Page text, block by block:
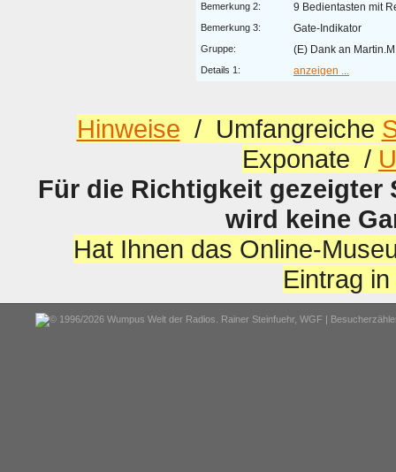
Bemerkung 2: 9 Bedientasten mit
Bemerkung 3: Gate-Indikator
Gruppe: (E) Dank an
Details 1: anzeigen ...
Hinweise / Umfangreiche
Exponate /
Für die Richtigkeit
wird keine
Hat Ihnen das Online-
Eintrag
© 1996/2026 Wumpus Welt der Radios. Rainer Steinfuehr, WGF |